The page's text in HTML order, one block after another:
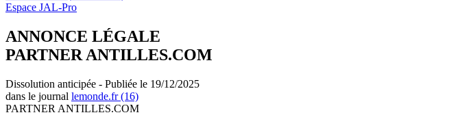
Espace JAL-Pro
ANNONCE LÉGALE
PARTNER ANTILLES.COM
Dissolution anticipée - Publiée le 19/12/2025
dans le journal lemonde.fr (16)
PARTNER ANTILLES.COM